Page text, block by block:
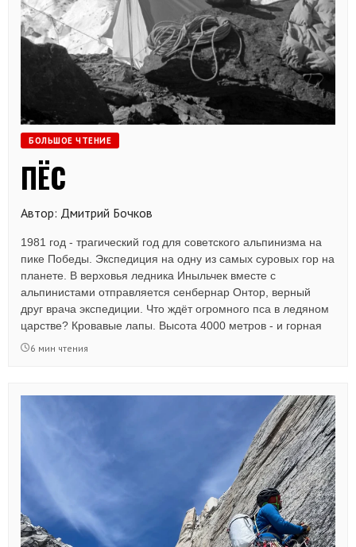
БОЛЬШОЕ ЧТЕНИЕ
ПЁС
Автор: Дмитрий Бочков
1981 год - трагический год для советского альпинизма на
пике Победы. Экспедиция на одну из самых суровых гор на
планете. В верховья ледника Иныльчек вместе с
альпинистами отправляется сенбернар Онтор, верный
друг врача экспедиции. Что ждёт огромного пса в ледяном
царстве? Кровавые лапы. Высота 4000 метров - и горная
болезнь. Голодные дни в лагере, где еды не хватает даже
6 мин чтения